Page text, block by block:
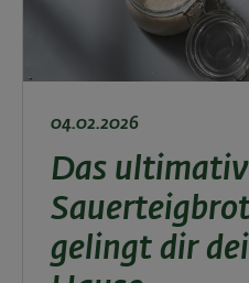
04.02.2026
Das
gelingt dir